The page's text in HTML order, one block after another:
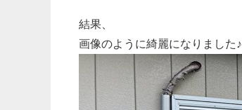
結果、
画像のように綺麗になりました♪